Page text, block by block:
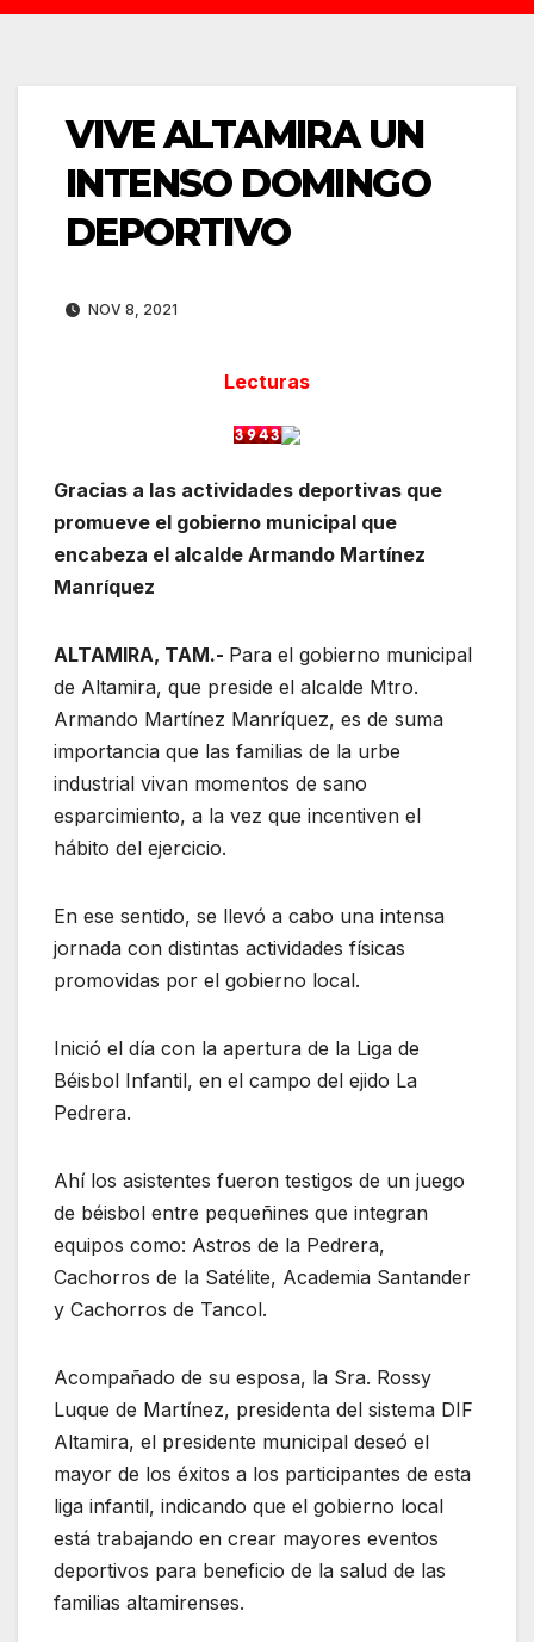
VIVE ALTAMIRA UN
INTENSO DOMINGO
DEPORTIVO
NOV 8, 2021
Lecturas
Gracias a las actividades deportivas que
promueve el gobierno municipal que
encabeza el alcalde Armando Martínez
Manríquez
ALTAMIRA, TAM.- Para el gobierno municipal
de Altamira, que preside el alcalde Mtro.
Armando Martínez Manríquez, es de suma
importancia que las familias de la urbe
industrial vivan momentos de sano
esparcimiento, a la vez que incentiven el
hábito del ejercicio.
En ese sentido, se llevó a cabo una intensa
jornada con distintas actividades físicas
promovidas por el gobierno local.
Inició el día con la apertura de la Liga de
Béisbol Infantil, en el campo del ejido La
Pedrera.
Ahí los asistentes fueron testigos de un juego
de béisbol entre pequeñines que integran
equipos como: Astros de la Pedrera,
Cachorros de la Satélite, Academia Santander
y Cachorros de Tancol.
Acompañado de su esposa, la Sra. Rossy
Luque de Martínez, presidenta del sistema DIF
Altamira, el presidente municipal deseó el
mayor de los éxitos a los participantes de esta
liga infantil, indicando que el gobierno local
está trabajando en crear mayores eventos
deportivos para beneficio de la salud de las
familias altamirenses.